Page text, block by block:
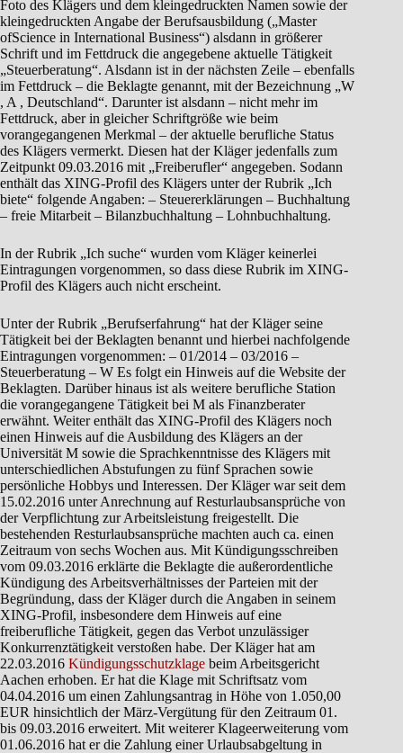
Foto des Klägers und dem kleingedruckten Namen sowie der
kleingedruckten Angabe der Berufsausbildung („Master
ofScience in International Business“) alsdann in größerer
Schrift und im Fettdruck die angegebene aktuelle Tätigkeit
„Steuerberatung“. Alsdann ist in der nächsten Zeile – ebenfalls
im Fettdruck – die Beklagte genannt, mit der Bezeichnung „W
, A , Deutschland“. Darunter ist alsdann – nicht mehr im
Fettdruck, aber in gleicher Schriftgröße wie beim
vorangegangenen Merkmal – der aktuelle berufliche Status
des Klägers vermerkt. Diesen hat der Kläger jedenfalls zum
Zeitpunkt 09.03.2016 mit „Freiberufler“ angegeben. Sodann
enthält das XING-Profil des Klägers unter der Rubrik „Ich
biete“ folgende Angaben: – Steuererklärungen – Buchhaltung
– freie Mitarbeit – Bilanzbuchhaltung – Lohnbuchhaltung.
In der Rubrik „Ich suche“ wurden vom Kläger keinerlei
Eintragungen vorgenommen, so dass diese Rubrik im XING-
Profil des Klägers auch nicht erscheint.
Unter der Rubrik „Berufserfahrung“ hat der Kläger seine
Tätigkeit bei der Beklagten benannt und hierbei nachfolgende
Eintragungen vorgenommen: – 01/2014 – 03/2016 –
Steuerberatung – W Es folgt ein Hinweis auf die Website der
Beklagten. Darüber hinaus ist als weitere berufliche Station
die vorangegangene Tätigkeit bei M als Finanzberater
erwähnt. Weiter enthält das XING-Profil des Klägers noch
einen Hinweis auf die Ausbildung des Klägers an der
Universität M sowie die Sprachkenntnisse des Klägers mit
unterschiedlichen Abstufungen zu fünf Sprachen sowie
persönliche Hobbys und Interessen. Der Kläger war seit dem
15.02.2016 unter Anrechnung auf Resturlaubsansprüche von
der Verpflichtung zur Arbeitsleistung freigestellt. Die
bestehenden Resturlaubsansprüche machten auch ca. einen
Zeitraum von sechs Wochen aus. Mit Kündigungsschreiben
vom 09.03.2016 erklärte die Beklagte die außerordentliche
Kündigung des Arbeitsverhältnisses der Parteien mit der
Begründung, dass der Kläger durch die Angaben in seinem
XING-Profil, insbesondere dem Hinweis auf eine
freiberufliche Tätigkeit, gegen das Verbot unzulässiger
Konkurrenztätigkeit verstoßen habe. Der Kläger hat am
22.03.2016 Kündigungsschutzklage beim Arbeitsgericht
Aachen erhoben. Er hat die Klage mit Schriftsatz vom
04.04.2016 um einen Zahlungsantrag in Höhe von 1.050,00
EUR hinsichtlich der März-Vergütung für den Zeitraum 01.
bis 09.03.2016 erweitert. Mit weiterer Klageerweiterung vom
01.06.2016 hat er die Zahlung einer Urlaubsabgeltung in